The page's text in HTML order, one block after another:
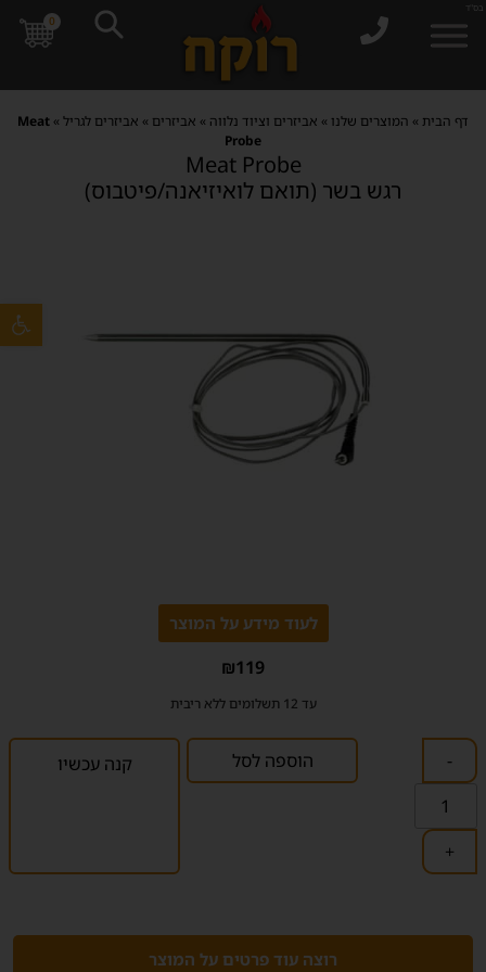
פתח
בס"ד
0
דף הבית » המוצרים שלנו » אביזרים וציוד נלווה » אביזרים » אביזרים לגריל »
Meat
Probe
לעוד מידע על המוצר
₪119
עד 12 תשלומים ללא ריבית
-
+
הוספה לסל קנה עכשיו
רוצה עוד פרטים על המוצר
Meat Probe
רגש בשר (תואם לואיזיאנה/פיטבוס)